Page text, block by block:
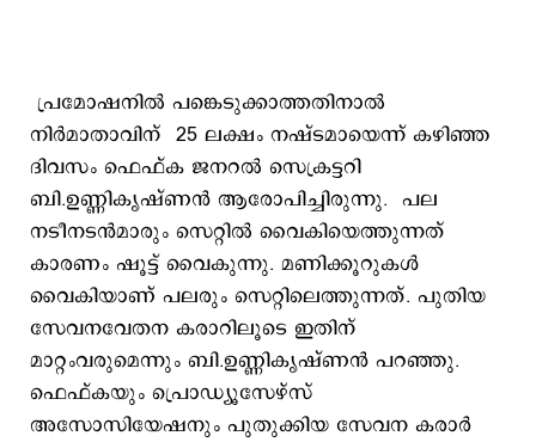
പ്രമോഷനില്‍ പങ്കെടുക്കാത്തതിനാല്‍
നിര്‍മാതാവിന് 25 ലക്ഷം നഷ്ടമായെന്ന് കഴിഞ്ഞ
ദിവസം ഫെഫ്ക ജനറല്‍ സെക്രട്ടറി
ബി.ഉണ്ണികൃഷ്ണന്‍ ആരോപിച്ചിരുന്നു. പല
നടീനടന്‍മാരും സെറ്റില്‍ വൈകിയെത്തുന്നത്
കാരണം ഷൂട്ട് വൈകുന്നു. മണിക്കൂറുകള്‍
വൈകിയാണ് പലരും സെറ്റിലെത്തുന്നത്. പുതിയ
സേവനവേതന കരാറിലൂടെ ഇതിന്
മാറ്റംവരുമെന്നും ബി.ഉണ്ണികൃഷ്ണന്‍ പറഞ്ഞു.
ഫെഫ്കയും പ്രൊഡ്യൂസേഴ്സ്
അസോസിയേഷനും പുതുക്കിയ സേവന കരാർ